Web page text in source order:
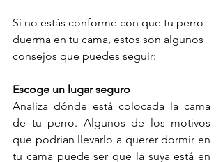
Si no estás conforme con que tu perro
duerma en tu cama, estos son algunos
consejos que puedes seguir:
Escoge un lugar seguro
Analiza dónde está colocada la cama
de tu perro. Algunos de los motivos
que podrían llevarlo a querer dormir en
tu cama puede ser que la suya está en